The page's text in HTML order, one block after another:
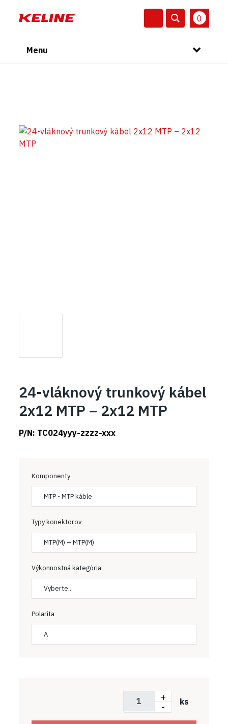
0
Menu
24-vláknový trunkový kábel
2x12 MTP – 2x12 MTP
P/N: TC024yyy-zzzz-xxx
Komponenty
MTP - MTP káble
Typy konektorov
MTP(M) – MTP(M)
Výkonnostná kategória
Vyberte..
Polarita
A
+
- ks